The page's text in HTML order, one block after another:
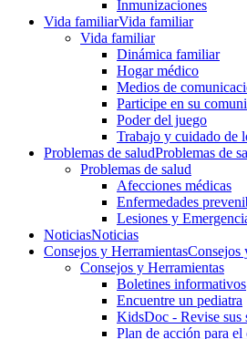
Inmunizaciones
Vida familiarVida familiar
Vida familiar
Dinámica familiar
Hogar médico
Medios de
Participe en su
Poder del juego
Trabajo y cuidado de
Problemas de saludProblemas de
Problemas de salud
Afecciones médicas
Enfermedades
Lesiones y
NoticiasNoticias
Consejos y HerramientasConsejos
Consejos y Herramientas
Boletines informativos
Encuentre un pediatra
KidsDoc - Revise sus
Plan de acción para el